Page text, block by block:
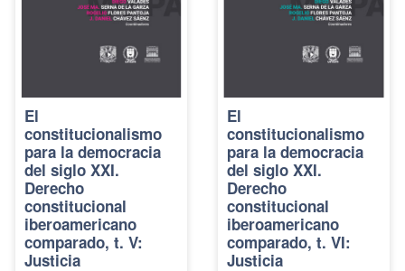
El
constitucionalismo
para la democracia
del siglo XXI.
Derecho
constitucional
iberoamericano
comparado, t. V:
Justicia
El
constitucionalismo
para la democracia
del siglo XXI.
Derecho
constitucional
iberoamericano
comparado, t. VI:
Justicia